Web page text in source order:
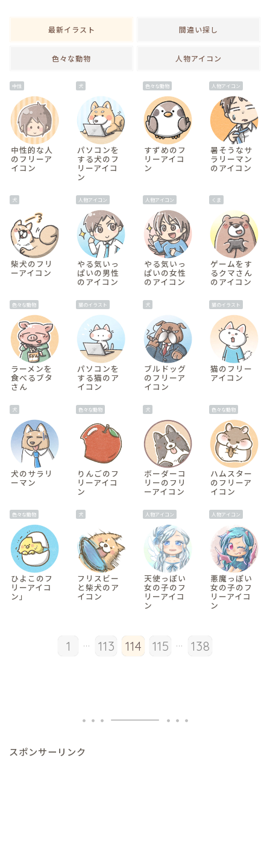
最新イラスト 間違い探し
色々な動物 人物アイコン
中性
中性的な人
のフリーア
イコン
犬
パソコンを
する犬のフ
リーアイコ
ン
色々な動物
すずめのフ
リーアイコ
ン
人物アイコン
暑そうなサ
ラリーマン
のアイコン
犬
柴犬のフリ
ーアイコン
人物アイコン
やる気いっ
ぱいの男性
のアイコン
人物アイコン
やる気いっ
ぱいの女性
のアイコン
くま
ゲームをす
るクマさん
のアイコン
色々な動物
ラーメンを
食べるブタ
さん
猫のイラスト
パソコンを
する猫のア
イコン
犬
ブルドッグ
のフリーア
イコン
猫のイラスト
猫のフリー
アイコン
犬
犬のサラリ
ーマン
色々な動物
りんごのフ
リーアイコ
ン
犬
ボーダーコ
リーのフリ
ーアイコン
色々な動物
ハムスター
のフリーア
イコン
色々な動物
ひよこのフ
リーアイコ
ン」
犬
フリスビー
と柴犬のア
イコン
人物アイコン
天使っぽい
女の子のフ
リーアイコ
ン
人物アイコン
悪魔っぽい
女の子のフ
リーアイコ
ン
1 ... 113 114 115 ... 138
スポンサーリンク